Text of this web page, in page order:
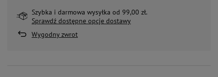
Szybka i darmowa wysyłka od 99,00 zł.
Sprawdź dostępne opcje dostawy
Wygodny zwrot